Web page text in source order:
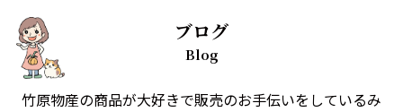
ブログ
Blog
竹原物産の商品が大好きで販売のお手伝いをしているみ